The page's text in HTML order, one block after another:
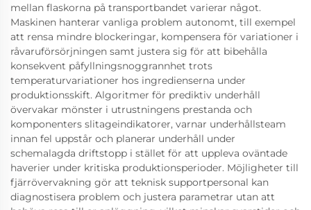
mellan flaskorna på transportbandet varierar något.
Maskinen hanterar vanliga problem autonomt, till exempel
att rensa mindre blockeringar, kompensera för variationer i
råvaruförsörjningen samt justera sig för att bibehålla
konsekvent påfyllningsnoggrannhet trots
temperaturvariationer hos ingredienserna under
produktionsskift. Algoritmer för prediktiv underhåll
övervakar mönster i utrustningens prestanda och
komponenters slitageindikatorer, varnar underhållsteam
innan fel uppstår och planerar underhåll under
schemalagda driftstopp i stället för att uppleva oväntade
haverier under kritiska produktionsperioder. Möjligheter till
fjärrövervakning gör att teknisk supportpersonal kan
diagnostisera problem och justera parametrar utan att